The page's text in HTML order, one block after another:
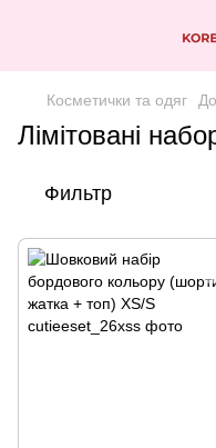
Косметички та одяг
Лімітовані
Фильтр